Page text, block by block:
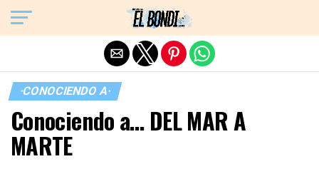
·CONOCIENDO A·
Conociendo a… DEL MAR A
MARTE
Exit mobile version